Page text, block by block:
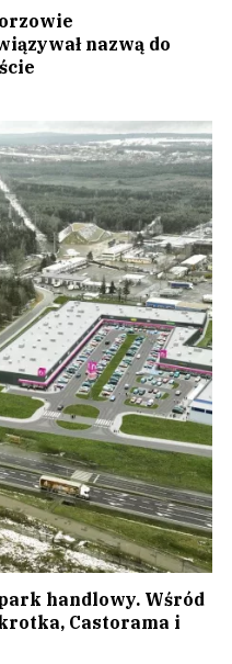
nazwą do
handlowy. Wśród
Castorama i